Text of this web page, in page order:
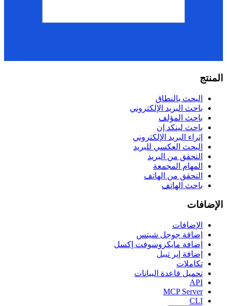
المنتج
البحث بالنطاق
باحث البريد الإلكتروني
باحث المؤلف
باحث لينكد إن
إثراء البريد الإلكتروني
البحث العكسي للبريد
التحقق من البريد
المهام المجمعة
التحقق من الهاتف
باحث الهاتف
الإضافات
الإضافات
إضافة جوجل شيتس
إضافة مايكروسوفت إكسل
إضافة إير تيبل
تكاملات
تحميل قاعدة البيانات
API
MCP Server
CLI